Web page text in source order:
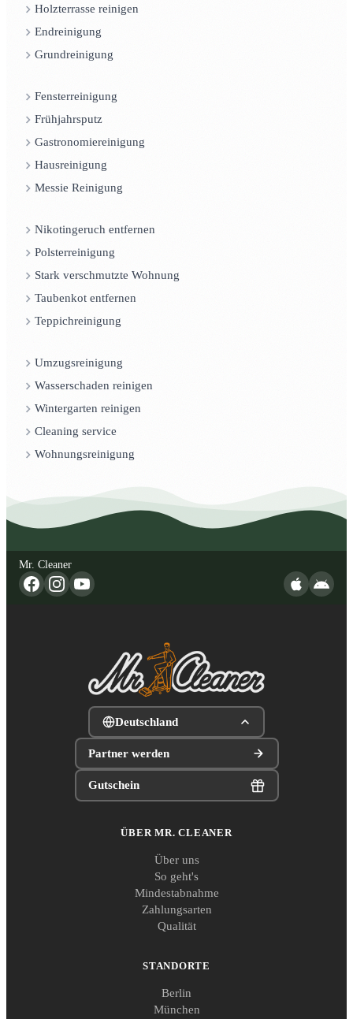
Holzterrasse reinigen
Endreinigung
Grundreinigung
Fensterreinigung
Frühjahrsputz
Gastronomiereinigung
Hausreinigung
Messie Reinigung
Nikotingeruch entfernen
Polsterreinigung
Stark verschmutzte Wohnung
Taubenkot entfernen
Teppichreinigung
Umzugsreinigung
Wasserschaden reinigen
Wintergarten reinigen
Cleaning service
Wohnungsreinigung
Mr. Cleaner
Deutschland
Partner werden
Gutschein
ÜBER MR. CLEANER
Über uns
So geht's
Mindestabnahme
Zahlungsarten
Qualität
STANDORTE
Berlin
München